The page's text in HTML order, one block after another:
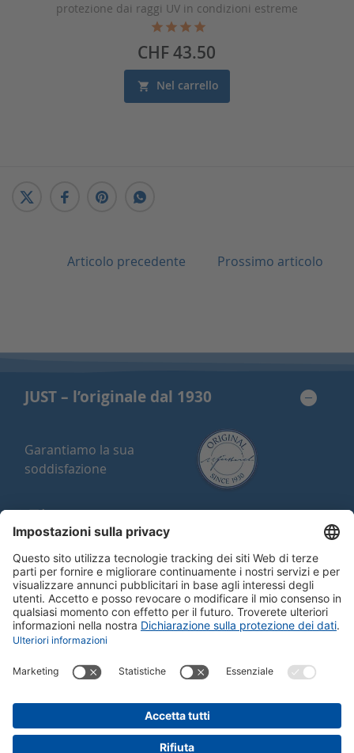
protezione dai raggi UV in condizioni estreme
Prezzo
CHF 43.50
Nel carrello
Articolo precedente Prossimo articolo
JUST – l’originale dal 1930
Garantiamo la sua
soddisfazione
Qualità svizzera
Acquisito contro fattura
Franco di porto o regalo a partire da
150 CHF
Al suo servizio!